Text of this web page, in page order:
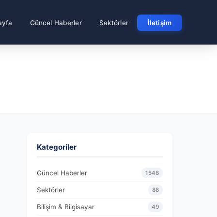
Güncel Haberler Sektörler İletişim
Kategoriler
Güncel Haberler 1548
Sektörler 88
Bilişim & Bilgisayar 49